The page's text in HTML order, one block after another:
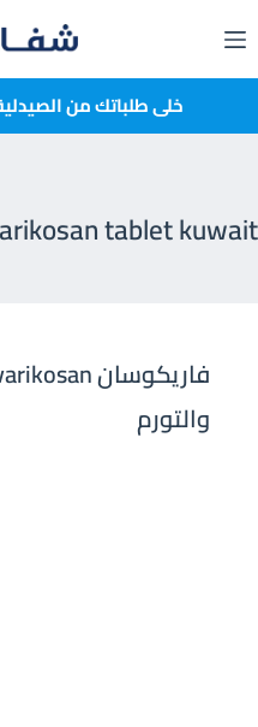
إلى
المحتوى خلى طلباتك من
tablet kuwait
والتورم